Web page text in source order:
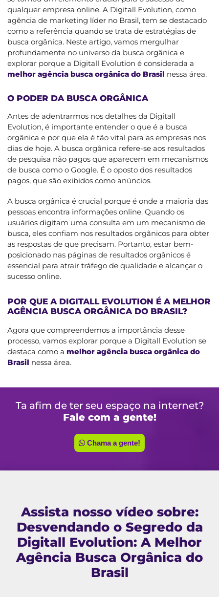
qualquer empresa online. A Digitall Evolution, como
agência de marketing líder no Brasil, tem se destacado
como a referência quando se trata de estratégias de
busca orgânica. Neste artigo, vamos mergulhar
profundamente no universo da busca orgânica e
explorar porque a Digitall Evolution é considerada a
melhor agência busca orgânica do Brasil nessa área.
O PODER DA BUSCA ORGÂNICA
Antes de adentrarmos nos detalhes da Digitall
Evolution, é importante entender o que é a busca
orgânica e por que ela é tão vital para as empresas nos
dias de hoje. A busca orgânica refere-se aos resultados
de pesquisa não pagos que aparecem em mecanismos
de busca como o Google. É o oposto dos resultados
pagos, que são exibidos como anúncios.
A busca orgânica é crucial porque é onde a maioria das
pessoas encontra informações online. Quando os
usuários digitam uma consulta em um mecanismo de
busca, eles confiam nos resultados orgânicos para obter
as respostas de que precisam. Portanto, estar bem-
posicionado nas páginas de resultados orgânicos é
essencial para atrair tráfego de qualidade e alcançar o
sucesso online.
POR QUE A DIGITALL EVOLUTION É A MELHOR
AGÊNCIA BUSCA ORGÂNICA DO BRASIL?
Agora que compreendemos a importância desse
processo, vamos explorar porque a Digitall Evolution se
destaca como a melhor agência busca orgânica do
Brasil nessa área.
Ta afim de ter seu espaço na internet?
Fale com a gente!
Chama a gente!
Assista nosso vídeo sobre:
Desvendando o Segredo da
Digitall Evolution: A Melhor
Agência Busca Orgânica do
Brasil